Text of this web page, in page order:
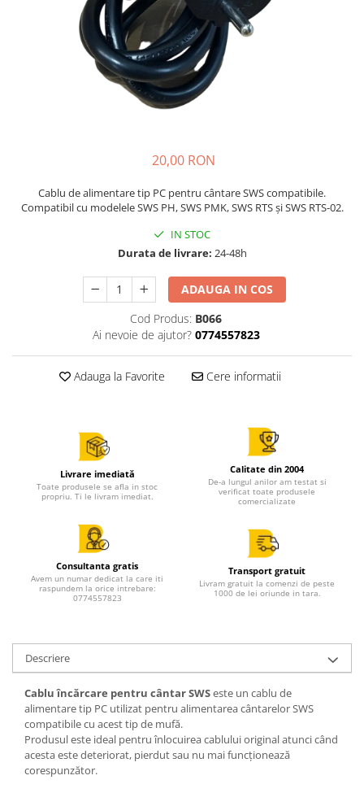
20,00 RON
Cablu de alimentare tip PC pentru cântare SWS compatibile.
Compatibil cu modelele SWS PH, SWS PMK, SWS RTS și SWS RTS-02.
IN STOC
Durata de livrare: 24-48h
ADAUGA IN COS
Cod Produs: B066
Ai nevoie de ajutor? 0774557823
Adauga la Favorite Cere informatii
Livrare imediată
Toate produsele se afla in stoc
propriu. Ti le livram imediat.
Calitate din 2004
De-a lungul anilor am testat si
verificat toate produsele
comercializate
Consultanta gratis
Avem un numar dedicat la care iti
raspundem la orice intrebare:
0774557823
Transport gratuit
Livram gratuit la comenzi de peste
1000 de lei oriunde in tara.
Descriere
Cablu încărcare pentru cântar SWSeste un cablu de
alimentare tip PC utilizat pentru alimentarea cântarelor SWS
compatibile cu acest tip de mufă.
Produsul este ideal pentru înlocuirea cablului original atunci când
acesta este deteriorat, pierdut sau nu mai funcționează
corespunzător.